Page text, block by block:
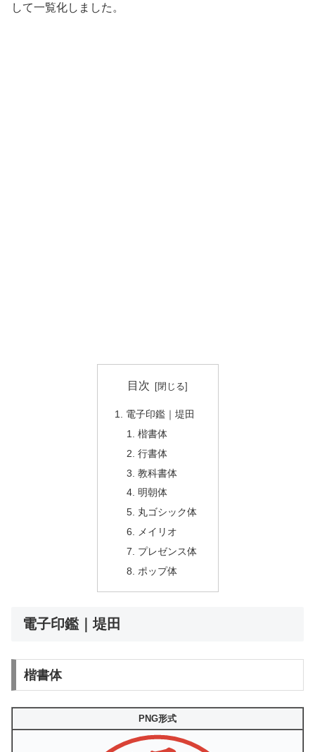
して一覧化しました。
目次
電子印鑑｜堤田
楷書体
行書体
教科書体
明朝体
丸ゴシック体
メイリオ
プレゼンス体
ポップ体
電子印鑑｜堤田
楷書体
PNG形式